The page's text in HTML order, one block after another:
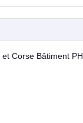
Corse Bâtiment PH